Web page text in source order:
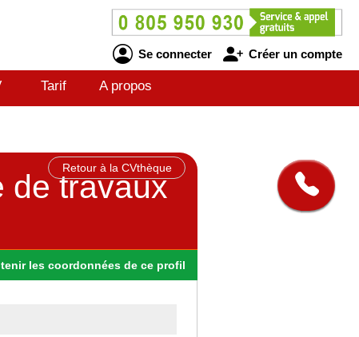
Se connecter Créer un compte
Tarif A propos
Retour à la CVthèque
de travaux
les coordonnées de ce profil